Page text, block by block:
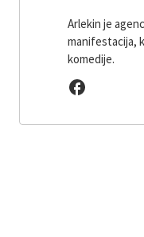
Arlekin je
manifestacija,
komedije.